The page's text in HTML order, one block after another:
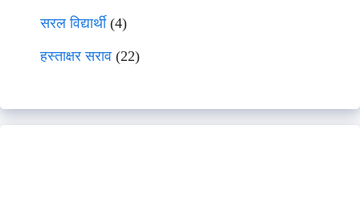
सरल विद्यार्थी(4)
हस्ताक्षर सराव (22)